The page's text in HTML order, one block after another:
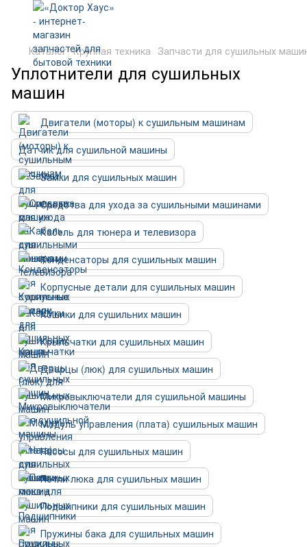
Каталог Крупная техника Запчасти для сушильных
Уплотнители для сушильных
машин
Двигатели (моторы) к сушильным машинам
Датчик для сушильной машины
Замки для сушильных машин
Средства для ухода за сушильными машинами
Кабель для тюнера и телевизора
Конденсаторы для сушильных машин
Корпусные детали для сушильных машин
Кошики для сушильних машин
Крыльчатки для сушильных машин
Дверцы (люк) для сушильных машин
Микровыключатели для сушильной машины
Модуль управления (плата) сушильных машин
Насосы для сушильных машин
Петли люка для сушильных машин
Подшипники для сушильных машин
Пружины бака для сушильных машин